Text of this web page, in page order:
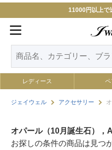
11000円以上で
レディース ペ
ジェイウェル アクセサリー
オパール（10月誕生石），
お探しの条件の商品は見つ